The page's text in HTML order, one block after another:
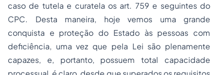
caso de tutela e curatela os art. 759 e seguintes do
CPC. Desta maneira, hoje vemos uma grande
conquista e proteção do Estado às pessoas com
deficiência, uma vez que pela Lei são plenamente
capazes, e, portanto, possuem total capacidade